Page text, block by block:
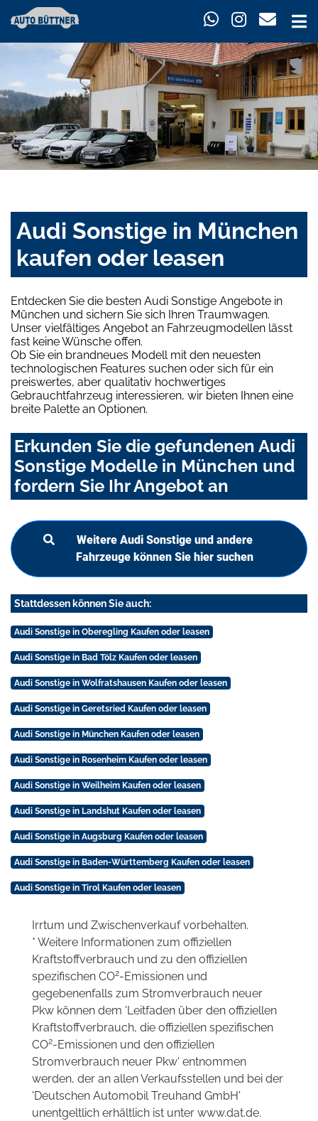
Audi Sonstige in München
kaufen oder leasen
Entdecken Sie die besten Audi Sonstige Angebote in
München und sichern Sie sich Ihren Traumwagen.
Unser vielfältiges Angebot an Fahrzeugmodellen lässt
fast keine Wünsche offen.
Ob Sie ein brandneues Modell mit den neuesten
technologischen Features suchen oder sich für ein
preiswertes, aber qualitativ hochwertiges
Gebrauchtfahrzeug interessieren, wir bieten Ihnen eine
breite Palette an Optionen.
Erkunden Sie die gefundenen Audi
Sonstige Modelle in München und
fordern Sie Ihr Angebot an
Weitere Audi Sonstige und andere
Fahrzeuge können Sie hier suchen
Stattdessen können Sie auch:
Audi Sonstige in Oberegling Kaufen oder leasen
Audi Sonstige in Bad Tölz Kaufen oder leasen
Audi Sonstige in Wolfratshausen Kaufen oder leasen
Audi Sonstige in Geretsried Kaufen oder leasen
Audi Sonstige in München Kaufen oder leasen
Audi Sonstige in Rosenheim Kaufen oder leasen
Audi Sonstige in Weilheim Kaufen oder leasen
Audi Sonstige in Landshut Kaufen oder leasen
Audi Sonstige in Augsburg Kaufen oder leasen
Audi Sonstige in Baden-Württemberg Kaufen oder leasen
Audi Sonstige in Tirol Kaufen oder leasen
Irrtum und Zwischenverkauf vorbehalten.
* Weitere Informationen zum offiziellen
Kraftstoffverbrauch und zu den offiziellen
spezifischen CO2-Emissionen und
gegebenenfalls zum Stromverbrauch neuer
Pkw können dem 'Leitfaden über den offiziellen
Kraftstoffverbrauch, die offiziellen spezifischen
CO2-Emissionen und den offiziellen
Stromverbrauch neuer Pkw' entnommen
werden, der an allen Verkaufsstellen und bei der
'Deutschen Automobil Treuhand GmbH'
unentgeltlich erhältlich ist unter www.dat.de.